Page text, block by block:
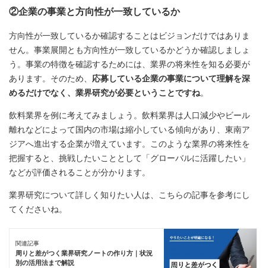
②企業の事業と方向性が一致しているか
方向性が一致しているか確認することはビジョンだけではありま
せん。事業展開とも方向性が一致しているかどうか確認しましょ
う。事業の特徴を確認するためには、業界の将来性を知る必要が
あります。そのため、 応募している企業の事業について理解を深
めるだけでなく、業界研究が必要ということですね。
飲料業界を例に考えてみましょう。飲料業界は人口減少やビール
離れなどによって国内の市場は縮小している傾向があり、東南ア
ジアへ進出する企業が増えています。このような業界の将来性を
把握すると、挑戦したいこととして「グローバルに活躍したい」
などが評価されることが分かります。
業界研究について詳しく知りたい人は、こちらの記事を参考にし
てくださいね。
関連記事
周りと差がつく業界研究ノートの作り方｜状況
別の活用法まで解説